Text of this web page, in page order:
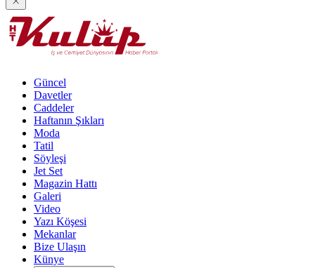
Güncel
Davetler
Caddeler
Haftanın Şıkları
Moda
Tatil
Söyleşi
Jet Set
Magazin Hattı
Galeri
Video
Yazı Köşesi
Mekanlar
Bize Ulaşın
Künye